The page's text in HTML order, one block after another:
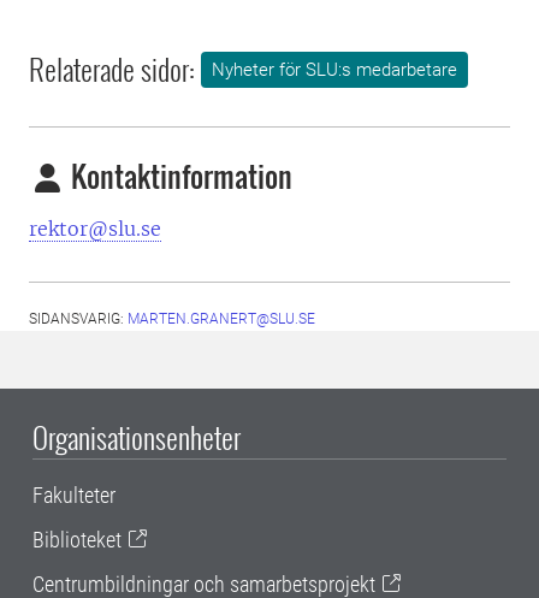
Relaterade sidor: Nyheter för SLU:s medarbetare
Kontaktinformation
rektor@slu.se
SIDANSVARIG: MARTEN.GRANERT@SLU.SE
Organisationsenheter
Fakulteter
Biblioteket
Centrumbildningar och samarbetsprojekt